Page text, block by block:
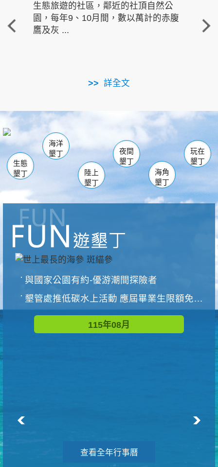
生態旅遊的社區，鄰近的社頂自然公
園，每年9、10月間，數以萬計的赤腹
鷹及灰 ...
詳全文
重
走進
南仁湖
海生館
恆春 佳樂水
龍鑾潭自然中心 森林遊樂區
瓊麻館
關山 墾管處遊客中心
社頂公園 風吹沙
船帆石
白砂 龍磐公園
香蕉灣
砂島
鵝鑾鼻
生態
墾丁
海洋
墾丁
陸上
墾丁
夜間
墾丁
海角
墾丁
玩在
墾丁
與國家公園有約-優游潮間探險者
墾管處推低碳水上活動 應屆畢業生限額免費參加
115年08月
查看全年行事曆